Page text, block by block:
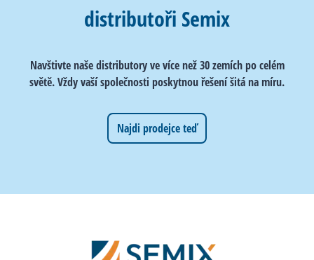
distributoři Semix
Navštivte naše distributory ve více než 30 zemích po celém
světě. Vždy vaší společnosti poskytnou řešení šitá na míru.
Najdi prodejce teď